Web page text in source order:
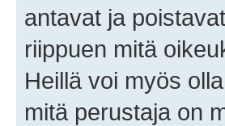
antavat ja
riippuen mitä
Heillä voi myös
mitä perustaja on